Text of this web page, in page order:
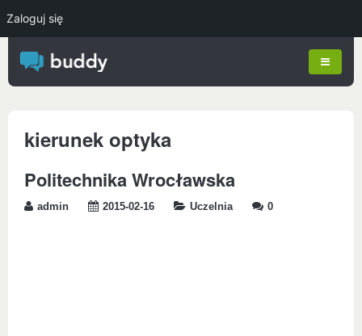
kierunek optyka
Politechnika Wrocławska
admin 2015-02-16 Uczelnia 0
Zaloguj się